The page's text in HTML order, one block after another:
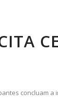
concluam